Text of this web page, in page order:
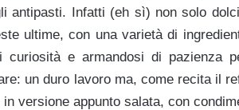
antipasti. Infatti (eh sì) non solo
ultime, con una varietà di
curiosità e armandosi di pazienza
un duro lavoro ma, come recita il
versione appunto salata, con